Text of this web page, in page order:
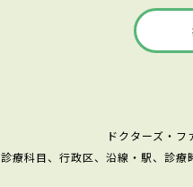
ドクターズ・
診療科目、行政区、沿線・駅、診